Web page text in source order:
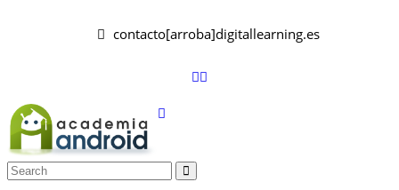
contacto[arroba]digitallearning.es